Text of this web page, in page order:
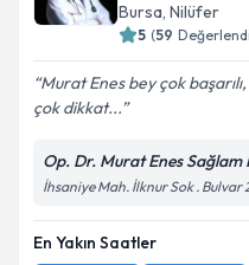
Kişisel verilerimin
kapsamda
Takvim
Bursa, Nilüfer
5 (59
Murat Enes bey çok
çok dikkat...
Op. Dr. Murat Enes Sağlam
İhsaniye Mah. İlknur Sok . Bulvar
En Yakın Saatler